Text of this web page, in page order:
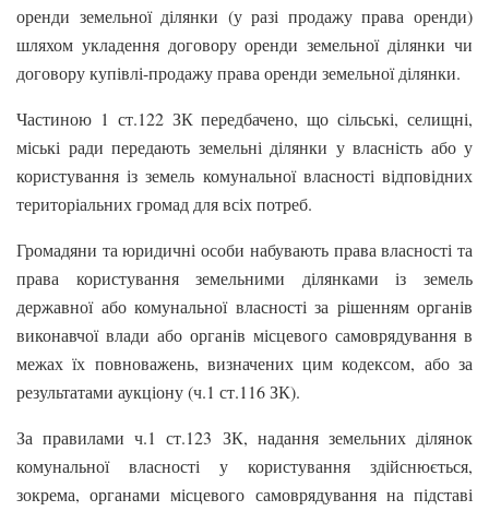
оренди земельної ділянки (у разі продажу права оренди)
шляхом укладення договору оренди земельної ділянки чи
договору купівлі-продажу права оренди земельної ділянки.
Частиною 1 ст.122 ЗК передбачено, що сільські, селищні,
міські ради передають земельні ділянки у власність або у
користування із земель комунальної власності відповідних
територіальних громад для всіх потреб.
Громадяни та юридичні особи набувають права власності та
права користування земельними ділянками із земель
державної або комунальної власності за рішенням органів
виконавчої влади або органів місцевого самоврядування в
межах їх повноважень, визначених цим кодексом, або за
результатами аукціону (ч.1 ст.116 ЗК).
За правилами ч.1 ст.123 ЗК, надання земельних ділянок
комунальної власності у користування здійснюється,
зокрема, органами місцевого самоврядування на підставі